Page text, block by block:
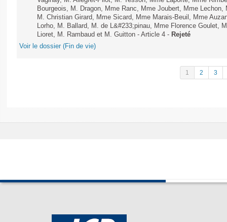
Bourgeois, M. Dragon, Mme Ranc, Mme Joubert, Mme
M. Christian Girard, Mme Sicard, Mme Marais-Beuil, Mme
Lorho, M. Ballard, M. de L&#233;pinau, Mme Florence Goulet,
Lioret, M. Rambaud et M. Guitton - Article 4 - Rejeté
Voir le dossier (Fin de vie)
1 2 3